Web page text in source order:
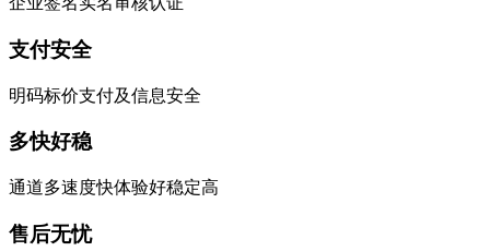
支付安全
明码标价支付及信息安全
多快好稳
通道多速度快体验好稳定高
售后无忧